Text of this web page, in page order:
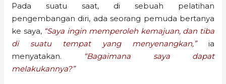
Pada suatu saat, di sebuah pelatihan
pengembangan diri, ada seorang pemuda bertanya
ke saya, “Saya ingin memperoleh kemajuan, dan tiba
di suatu tempat yang menyenangkan,”ia
menyatakan.
“Bagaimana saya dapat
melakukannya?”